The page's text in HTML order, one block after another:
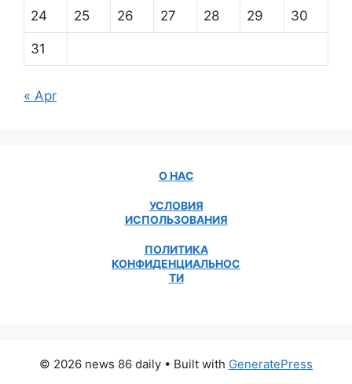
24 25 26 27 28 29 30
31
« Apr
О НАС
УСЛОВИЯ
ИСПОЛЬЗОВАНИЯ
ПОЛИТИКА
КОНФИДЕНЦИАЛЬНОС
ТИ
© 2026 news 86 daily • Built with GeneratePress